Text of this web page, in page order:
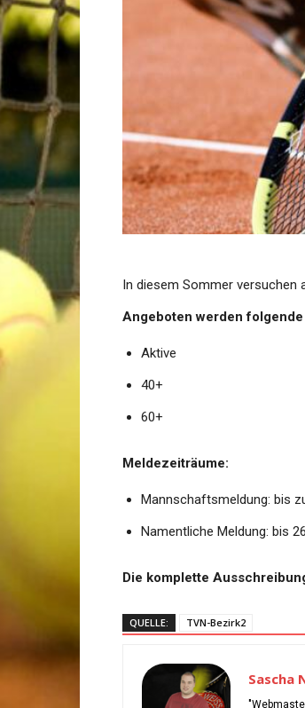
In diesem Sommer versuchen
Angeboten werden
Aktive
40+
60+
Meldezeiträume:
Mannschaftsmeldung: bis
Namentliche Meldung: bis
Die komplette
QUELLE: TVN-Bezirk2
Sascha